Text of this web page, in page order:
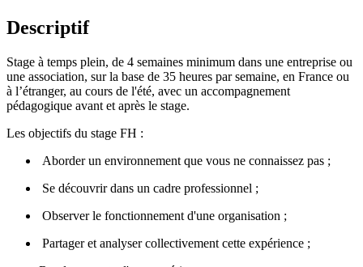
Descriptif
Stage à temps plein, de 4 semaines minimum dans une entreprise ou
une association, sur la base de 35 heures par semaine, en France ou
à l’étranger, au cours de l'été, avec un accompagnement
pédagogique avant et après le stage.
Les objectifs du stage FH :
Aborder un environnement que vous ne connaissez pas ;
Se découvrir dans un cadre professionnel ;
Observer le fonctionnement d'une organisation ;
Partager et analyser collectivement cette expérience ;